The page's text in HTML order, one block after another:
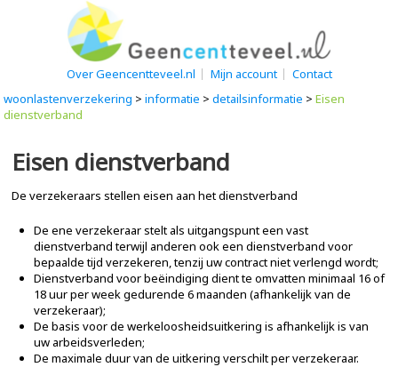
Over Geencentteveel.nl Mijn account
Contact
woonlastenverzekering >informatie >detailsinformatie >Eisen
dienstverband
Eisen dienstverband
De verzekeraars stellen eisen aan het dienstverband
De ene verzekeraar stelt als uitgangspunt een vast
dienstverband terwijl anderen ook een dienstverband voor
bepaalde tijd verzekeren, tenzij uw contract niet verlengd wordt;
Dienstverband voor beëindiging dient te omvatten minimaal 16 of
18 uur per week gedurende 6 maanden (afhankelijk van de
verzekeraar);
De basis voor de werkeloosheidsuitkering is afhankelijk is van
uw arbeidsverleden;
De maximale duur van de uitkering verschilt per verzekeraar.